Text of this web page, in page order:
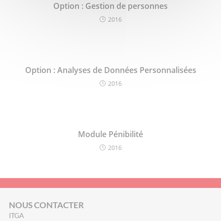
Option : Gestion de personnes
2016
Option : Analyses de Données Personnalisées
2016
Module Pénibilité
2016
NOUS CONTACTER
ITGA